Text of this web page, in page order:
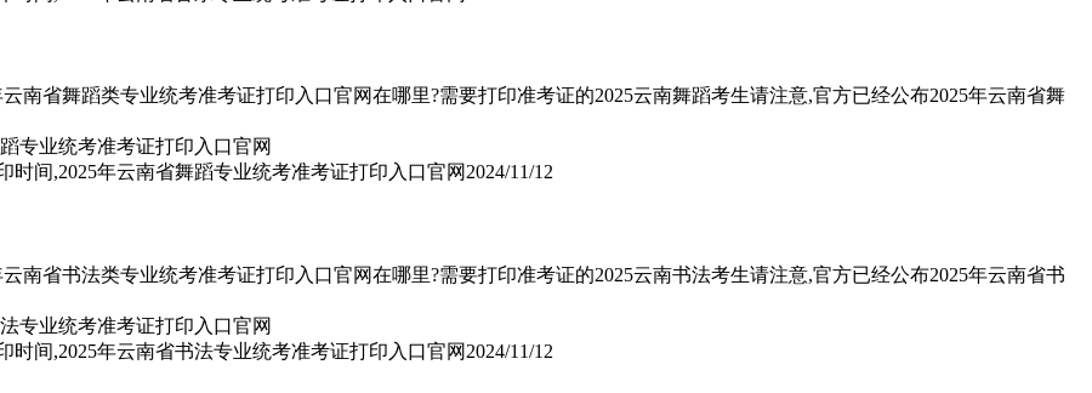
南省舞蹈类专业统考准考证打印入口官网在哪里?需要打印准考证的2025云南舞蹈考生请注意,官方已经公布2025年云南省舞
时间,2025年云南省舞蹈专业统考准考证打印入口官网 2024/11/12
南省书法类专业统考准考证打印入口官网在哪里?需要打印准考证的2025云南书法考生请注意,官方已经公布2025年云南省书
时间,2025年云南省书法专业统考准考证打印入口官网 2024/11/12